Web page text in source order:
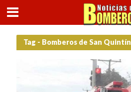
Tag - Bomberos de San Quintín